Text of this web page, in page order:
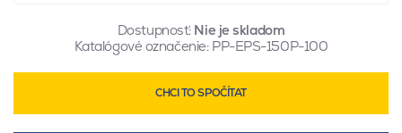
Dostupnosť: Nie je skladom
Katalógové označenie: PP-EPS-150P-100
CHCI TO SPOČÍTAT